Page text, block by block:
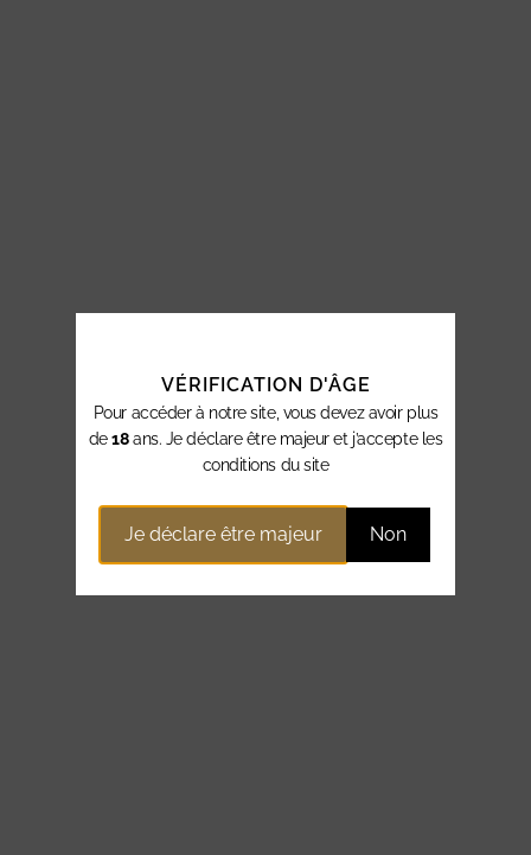
VÉRIFICATION D'ÂGE
Pour accéder à notre site, vous devez avoir plus
de18ans. Je déclare être majeur et j’accepte les
conditions du site
Je déclare être majeur Non